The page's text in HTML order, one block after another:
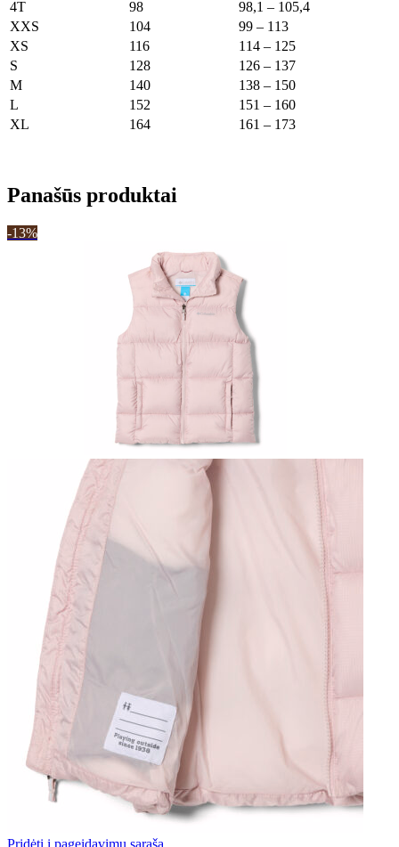
4T
98
98,1 – 105,4
XXS
104
99 – 113
XS
116
114 – 125
S
128
126 – 137
M
140
138 – 150
L
152
151 – 160
XL
164 161 – 173
Panašūs produktai
-13%
Pridėti į pageidavimų sąrašą